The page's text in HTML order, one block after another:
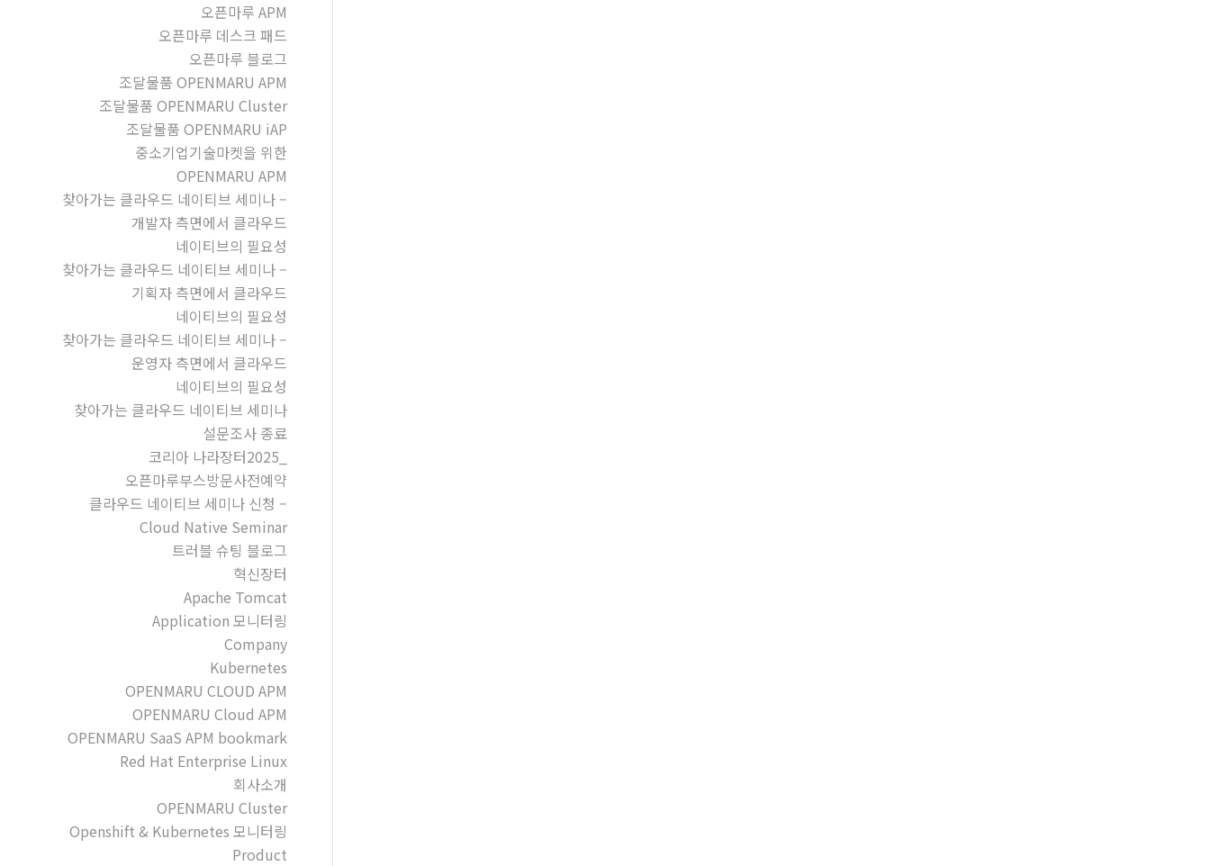
오픈마루 APM
오픈마루 데스크 패드
오픈마루 블로그
조달물품 OPENMARU APM
조달물품 OPENMARU Cluster
조달물품 OPENMARU iAP
중소기업기술마켓을 위한
OPENMARU APM
찾아가는 클라우드 네이티브 세미나 –
개발자 측면에서 클라우드
네이티브의 필요성
찾아가는 클라우드 네이티브 세미나 –
기획자 측면에서 클라우드
네이티브의 필요성
찾아가는 클라우드 네이티브 세미나 –
운영자 측면에서 클라우드
네이티브의 필요성
찾아가는 클라우드 네이티브 세미나
설문조사 종료
코리아 나라장터2025_
오픈마루부스방문사전예약
클라우드 네이티브 세미나 신청 –
Cloud Native Seminar
트러블 슈팅 블로그
혁신장터
Apache Tomcat
Application 모니터링
Company
Kubernetes
OPENMARU CLOUD APM
OPENMARU Cloud APM
OPENMARU SaaS APM bookmark
Red Hat Enterprise Linux
회사소개
OPENMARU Cluster
Openshift & Kubernetes 모니터링
Product